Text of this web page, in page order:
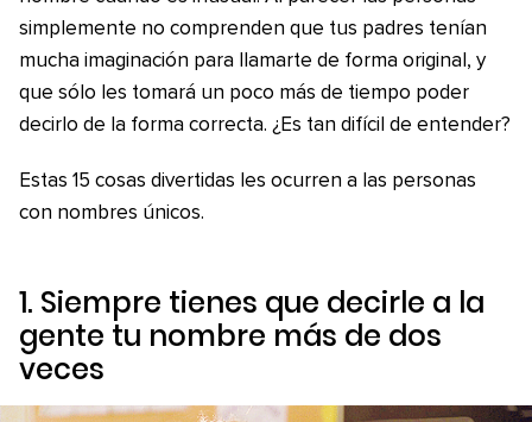
simplemente no comprenden que tus padres tenían
mucha imaginación para llamarte de forma original, y
que sólo les tomará un poco más de tiempo poder
decirlo de la forma correcta. ¿Es tan difícil de entender?
Estas 15 cosas divertidas les ocurren a las personas
con nombres únicos.
1. Siempre tienes que decirle a la
gente tu nombre más de dos
veces